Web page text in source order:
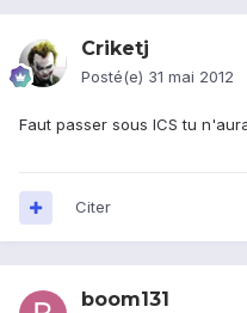
Criketj
Posté(e) 31 mai 2012
Faut passer sous ICS tu
Citer
boom131